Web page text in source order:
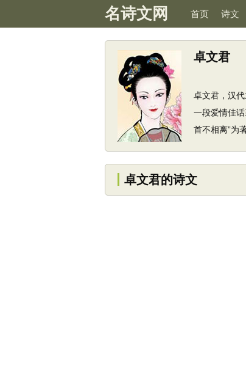
名诗文网 首页 诗文
卓文君
卓文君，汉
一段爱情佳
首不相离”为
卓文君的诗文